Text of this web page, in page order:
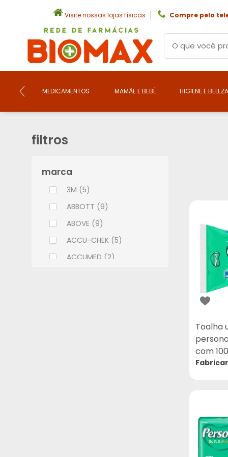
Visite nossas lojas físicas Compre pelo
MEDICAMENTOS MAMÃE E BEBÊ HIGIENE E BELEZA
filtros
marca
3M (5)
ABBOTT (9)
ABOVE (9)
ACCU-CHEK (5)
ACCUMED (2)
Toalha
com